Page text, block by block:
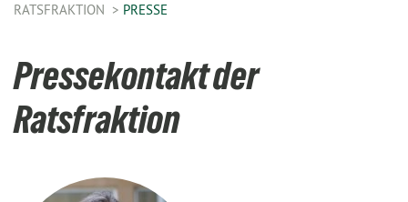
RATSFRAKTION PRESSE
Pressekontakt der
Ratsfraktion